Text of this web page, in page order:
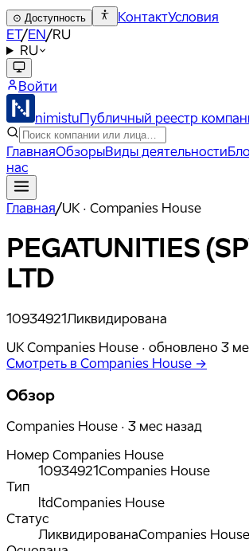
⊙ Доступность КонтактУсловия
ET/EN/RU
RU
Войти
nimistuПубличный реестр
ГлавнаяОбзорыВиды деятельности
нас
Главная/UK · Companies House
PEGATUNITIES
LTD
10934921Ликвидирована
UK Companies House · обновлено 3
Смотреть в Companies House →
Обзор
Companies House · 3 мес назад
Номер Companies House
10934921Companies House
Тип
ltdCompanies House
Статус
ЛиквидированаCompanies House